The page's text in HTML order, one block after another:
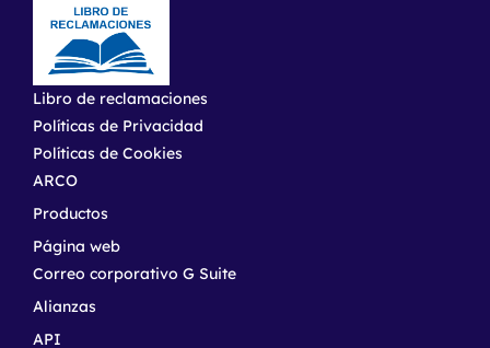
Libro de reclamaciones
Políticas de Privacidad
Políticas de Cookies
ARCO
Productos
Página web
Correo corporativo G Suite
Alianzas
API